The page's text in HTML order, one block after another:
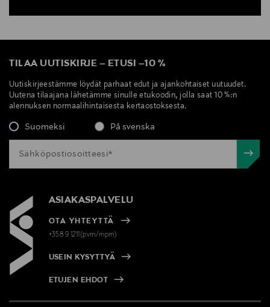
TILAA UUTISKIRJE – ETUSI –10 %
Uutiskirjeestämme löydät parhaat edut ja ajankohtaiset uutuudet.
Uutena tilaajana lähetämme sinulle etukoodin, jolla saat 10 %:n
alennuksen normaalihintaisesta kertaostoksesta.
Suomeksi På svenska
ASIAKASPALVELU
OTA YHTEYTTÄ
+358 9 1211(pvm/mpm)
USEIN KYSYTTYÄ
ETUJEN EHDOT